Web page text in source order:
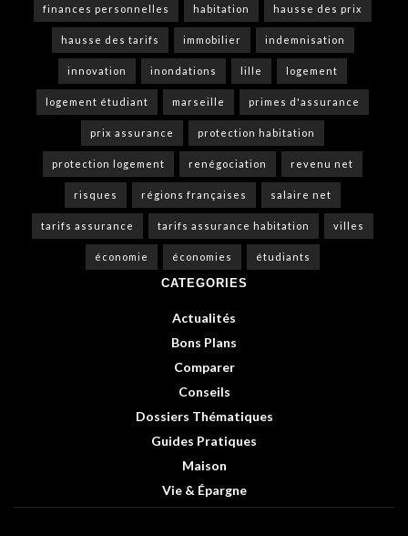
finances personnelles habitation hausse des prix
hausse des tarifs immobilier indemnisation
innovation inondations lille logement
logement étudiant marseille primes d'assurance
prix assurance protection habitation
protection logement renégociation revenu net
risques régions françaises salaire net
tarifs assurance tarifs assurance habitation villes
économie économies étudiants
CATEGORIES
Actualités
Bons Plans
Comparer
Conseils
Dossiers Thématiques
Guides Pratiques
Maison
Vie & Épargne